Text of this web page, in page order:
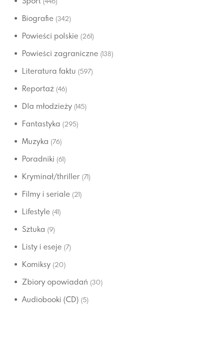
Biografie (342)
Powieści polskie (261)
Powieści zagraniczne (138)
Literatura faktu (597)
Reportaż (46)
Dla młodzieży (145)
Fantastyka (295)
Muzyka (76)
Poradniki (61)
Kryminał/thriller (71)
Filmy i seriale (21)
Lifestyle (41)
Sztuka (9)
Listy i eseje (7)
Komiksy (20)
Zbiory opowiadań (30)
Audiobooki (CD) (5)